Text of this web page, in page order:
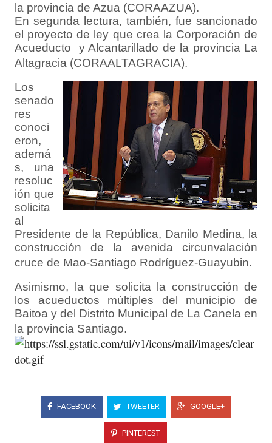
la provincia de Azua (CORAAZUA).
En segunda lectura, también, fue sancionado
el proyecto de ley que crea la Corporación de
Acueducto y Alcantarillado de la provincia La
Altagracia (CORAALTAGRACIA).
Los
senado
res
conoci
eron,
ademá
s, una
resoluc
ión que
solicita
al
Presidente de la República, Danilo Medina, la
construcción de la avenida circunvalación
cruce de Mao-Santiago Rodríguez-Guayubin.
Asimismo, la que solicita la construcción de
los acueductos múltiples del municipio de
Baitoa y del Distrito Municipal de La Canela en
la provincia Santiago.
FACEBOOK TWEETER GOOGLE+
PINTEREST